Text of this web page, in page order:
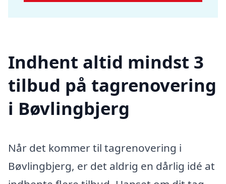
Indhent altid mindst 3
tilbud på tagrenovering
i Bøvlingbjerg
Når det kommer til tagrenovering i
Bøvlingbjerg, er det aldrig en dårlig idé at